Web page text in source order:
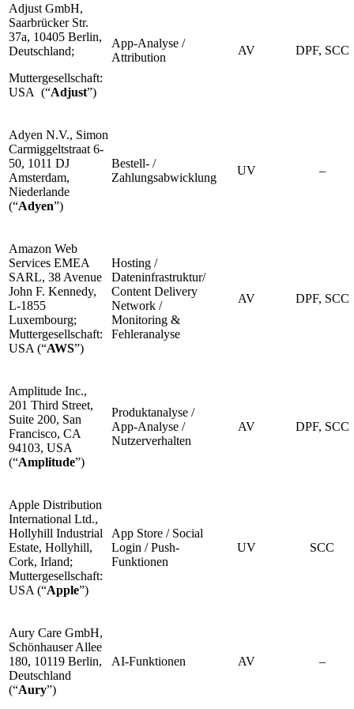
Adjust GmbH,
Saarbrücker Str.
37a, 10405 Berlin,
Deutschland;
Muttergesellschaft:
USA (“Adjust”)
App-Analyse /
Attribution
AV DPF, SCC
Adyen N.V., Simon
Carmiggeltstraat 6-
50, 1011 DJ
Amsterdam,
Niederlande
(“Adyen”)
Bestell- /
Zahlungsabwicklung
UV –
Amazon Web
Services EMEA
SARL, 38 Avenue
John F. Kennedy,
L-1855
Luxembourg;
Muttergesellschaft:
USA (“AWS”)
Hosting /
Dateninfrastruktur/
Content Delivery
Network /
Monitoring &
Fehleranalyse
AV DPF, SCC
Amplitude Inc.,
201 Third Street,
Suite 200, San
Francisco, CA
94103, USA
(“Amplitude”)
Produktanalyse /
App-Analyse /
Nutzerverhalten
AV DPF, SCC
Apple Distribution
International Ltd.,
Hollyhill Industrial
Estate, Hollyhill,
Cork, Irland;
Muttergesellschaft:
USA (“Apple”)
App Store / Social
Login / Push-
Funktionen
UV SCC
Aury Care GmbH,
Schönhauser Allee
180, 10119 Berlin,
Deutschland
(“Aury”)
AI-Funktionen AV –